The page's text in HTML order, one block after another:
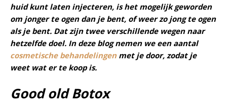
huid kunt laten injecteren, is het mogelijk geworden
om jonger te ogen dan je bent, of weer zo jong te ogen
als je bent. Dat zijn twee verschillende wegen naar
hetzelfde doel. In deze blog nemen we een aantal
cosmetische behandelingenmet je door, zodat je
weet wat er te koop is.
Good old Botox